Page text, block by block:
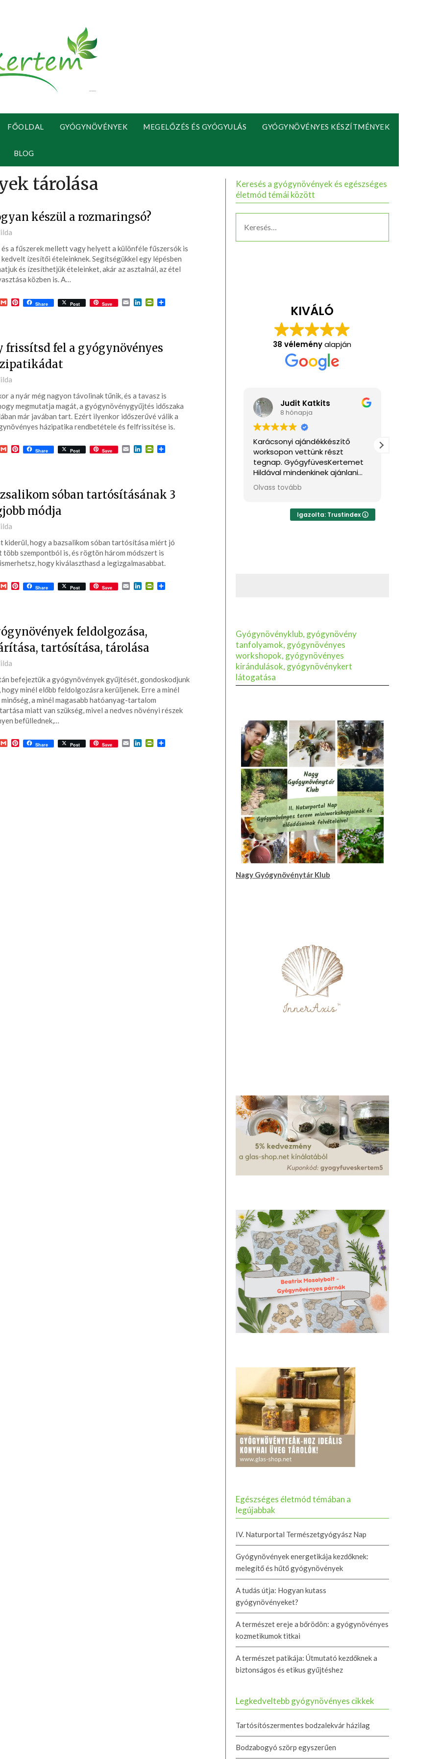
FŐOLDAL GYÓGYNÖVÉNYEK MEGELŐZÉS ÉS GYÓGYULÁS GYÓGYNÖVÉNYES KÉSZÍTMÉNYEK
BLOG
készül a rozmaringsó?
és a fűszerek mellett vagy helyett a különféle fűszersók is
kedvelt ízesítői ételeinknek. Segítségükkel egy lépésben
és ízesíthetjük ételeinket, akár az asztalnál, az étel
közben is. A…
GmailPinterest
Share Post Save EmailLinkedInPrintFriendly
Ossza
frissítsd fel a gyógynövényes
a nyár még nagyon távolinak tűnik, és a tavasz is
megmutatja magát, a gyógynövénygyűjtés időszaka
már javában tart. Ezért ilyenkor időszerűvé válik a
házipatika rendbetétele és felfrissítése is.
GmailPinterest
Share Post Save EmailLinkedInPrintFriendly
Ossza
sóban tartósításának 3
módja
kiderül, hogy a bazsalikom sóban tartósítása miért jó
szempontból is, és rögtön három módszert is
hogy kiválaszthasd a legizgalmasabbat.
GmailPinterest
Share Post Save EmailLinkedInPrintFriendly
Ossza
feldolgozása,
tartósítása, tárolása
befejeztük a gyógynövények gyűjtését, gondoskodjunk
hogy minél előbb feldolgozásra kerüljenek. Erre a minél
minőség, a minél magasabb hatóanyag-tartalom
miatt van szükség, mivel a nedves növényi részek
befüllednek,…
GmailPinterest
Share Post Save EmailLinkedInPrintFriendly
Ossza
Keresés a gyógynövények és egészséges
életmód témái között
KIVÁLÓ
38 véleményalapján
Judit Katkits
8 hónapja
Karácsonyi ajándékkészítő
worksopon vettünk részt
tegnap. GyógyfüvesKertemet
Hildával mindenkinek ajánlani
tudom, ha feltöltődésre,
egyben tudásra vágyik kellemes
több csillagot adni, akkor azt
mind adnám.
Olvass tovább
Igazolta: Trustindex
Gyógynövényklub, gyógynövény
tanfolyamok, gyógynövényes
workshopok, gyógynövényes
kirándulások, gyógynövénykert
látogatása
Nagy Gyógynövénytár Klub
Egészséges életmód témában a
legújabbak
IV. Naturportal Természetgyógyász Nap
Gyógynövények energetikája kezdőknek:
melegítő és hűtő gyógynövények
A tudás útja: Hogyan kutass
gyógynövényeket?
A természet ereje a bőrödön: a gyógynövényes
kozmetikumok titkai
A természet patikája: Útmutató kezdőknek a
biztonságos és etikus gyűjtéshez
Legkedveltebb gyógynövényes cikkek
Tartósítószermentes bodzalekvár házilag
Bodzabogyó szörp egyszerűen